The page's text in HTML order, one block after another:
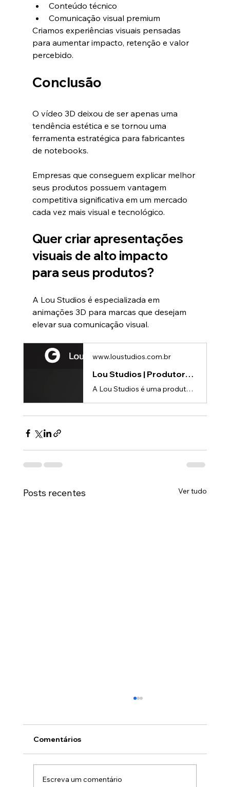
Conteúdo técnico
Comunicação visual premium
Criamos experiências visuais pensadas
para aumentar impacto, retenção e valor
percebido.
Conclusão
O vídeo 3D deixou de ser apenas uma
tendência estética e se tornou uma
ferramenta estratégica para fabricantes
de notebooks.
Empresas que conseguem explicar melhor
seus produtos possuem vantagem
competitiva significativa em um mercado
cada vez mais visual e tecnológico.
Quer criar apresentações
visuais de alto impacto
para seus produtos?
A Lou Studios é especializada em
animações 3D para marcas que desejam
elevar sua comunicação visual.
www.loustudios.com.br
Lou Studios | Produtora de vídeos
A Lou Studios é uma produtora de vídeos, especializada em animações 3D para lançamento de produtos.
Posts recentes Ver tudo
Comentários
Escreva um comentário